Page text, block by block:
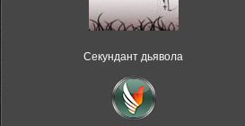
Секундант дьявола